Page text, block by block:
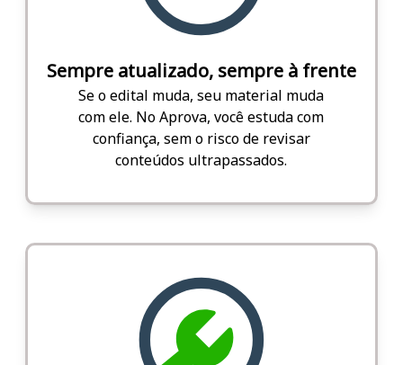
Sempre atualizado, sempre à frente
Se o edital muda, seu material muda
com ele. No Aprova, você estuda com
confiança, sem o risco de revisar
conteúdos ultrapassados.